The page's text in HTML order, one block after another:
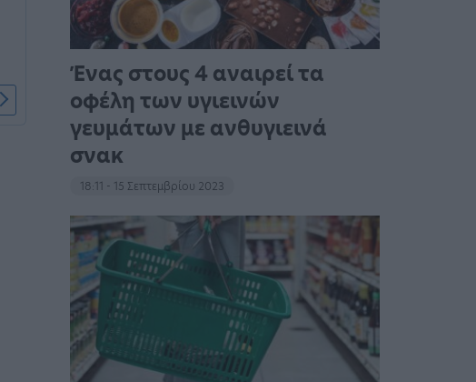
Ένας στους 4 αναιρεί τα
οφέλη των υγιεινών
γευμάτων με ανθυγιεινά
σνακ
18:11 - 15 Σεπτεμβρίου 2023